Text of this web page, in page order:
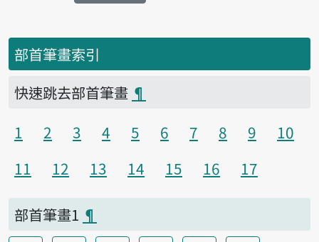
部首筆畫索引
快速跳去部首筆畫 ¶
1
2 3 4 5 6 7 8 9
10
11
12 13 14 15 16 17
部首筆畫1 ¶